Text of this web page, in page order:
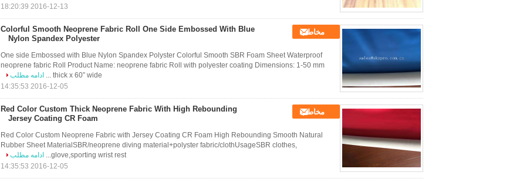
2016-12-13 18:20:39
Colorful Smooth Neoprene Fabric Roll One Side Embossed With Blue
Nylon Spandex Polyester
مخاطب
One side Embossed with Blue Nylon Spandex Polyster Colorful Smooth SBR Foam Sheet Waterproof
neoprene fabric Roll Product Name: neoprene fabric Roll with polyester coating Dimensions: 1-50 mm
thick x 60” wide ...
ادامه مطلب
2016-12-05 14:35:53
Red Color Custom Thick Neoprene Fabric With High Rebounding
Jersey Coating CR Foam
مخاطب
Red Color Custom Neoprene Fabric with Jersey Coating CR Foam High Rebounding Smooth Natural
Rubber Sheet MaterialSBR/neoprene diving material+polyster fabric/clothUsageSBR clothes,
glove,sporting wrist rest...
ادامه مطلب
2016-12-05 14:35:53